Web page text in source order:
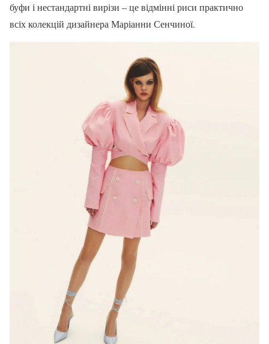
буфи і нестандартні вирізи – це відмінні риси практично
всіх колекцій дизайнера Маріанни Сенчиної.